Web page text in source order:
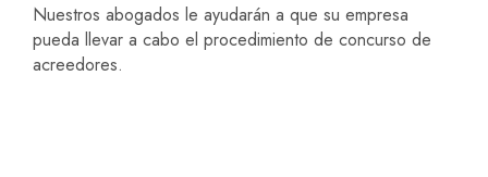
Nuestros abogados le ayudarán a que su empresa
pueda llevar a cabo el procedimiento de concurso de
acreedores.